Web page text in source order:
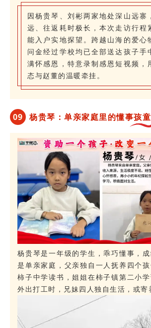
因杨贵琴、刘彬两家地处深山远寨
远、往返耗时极长，本次走访行程
能入户实地探望。跨越山海的爱心
问金经过学校均已全部送达孩子手
满怀感恩，特意录制感恩短视频，
态与赵董的温暖牵挂。
09 杨贵琴：单亲家庭里的懂事孩童
杨贵琴是一年级的学生，乖巧懂事，
是单亲家庭，父亲独自一人抚养四个
柿子中学读书，姐姐在柿子镇第二小
外出打工时，兄妹四人独自生活，或寄